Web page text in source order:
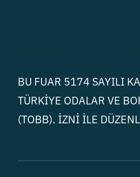
BU FUAR 5174 SAYILI
TÜRKİYE ODALAR VE
(TOBB). İZNİ İLE